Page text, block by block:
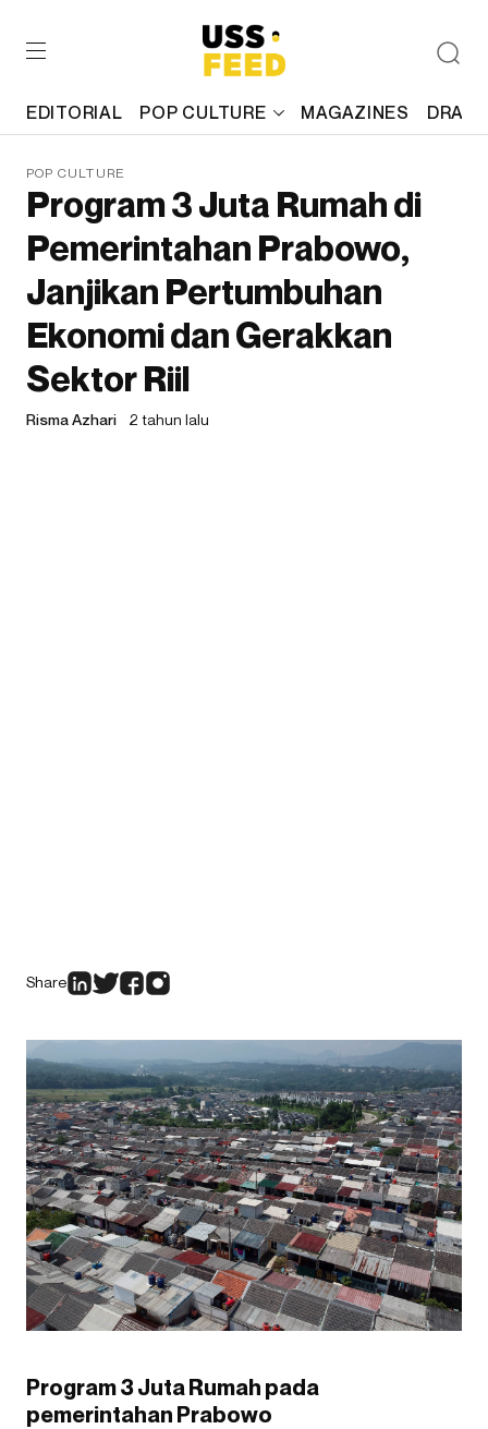
EDITORIAL POP CULTURE MAGAZINES
POP CULTURE
Program 3 Juta Rumah di
Pemerintahan Prabowo,
Janjikan Pertumbuhan
Ekonomi dan Gerakkan
Sektor Riil
Risma Azhari 2 tahun lalu
Share
Program 3 Juta Rumah pada
pemerintahan Prabowo